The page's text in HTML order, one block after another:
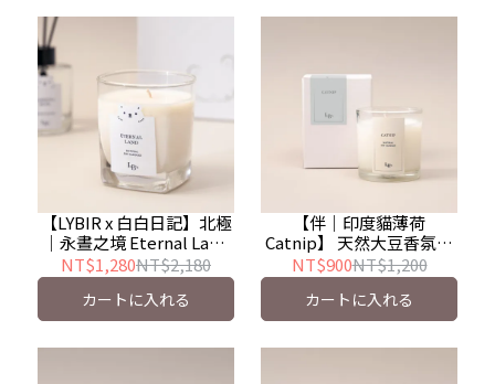
【LYBIR x 白白日記】北極
｜永晝之境 Eternal Land
天然大豆香氛蠟燭(豪華版)
NT$1,280NT$2,180
カートに入れる
【伴｜印度貓薄荷
Catnip】 天然大豆香氛蠟
燭(精巧版) - 寵物友善
NT$900NT$1,200
カートに入れる